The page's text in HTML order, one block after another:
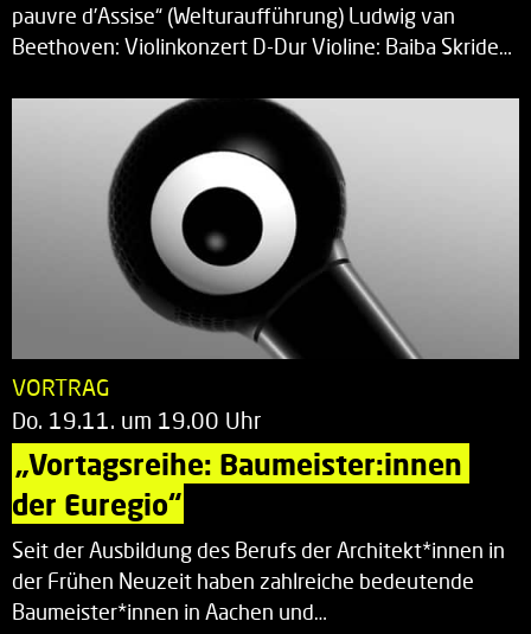
pauvre d’Assise“ (Welturaufführung) Ludwig van
Beethoven: Violinkonzert D-Dur Violine: Baiba Skride…
VORTRAG
Do. 19.11. um 19.00 Uhr
„Vortagsreihe: Baumeister:innen
der Euregio“
Seit der Ausbildung des Berufs der Architekt*innen in
der Frühen Neuzeit haben zahlreiche bedeutende
Baumeister*innen in Aachen und…